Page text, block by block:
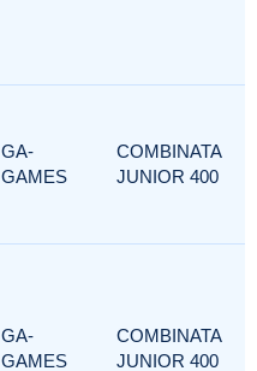
GA-
GAMES
COMBINATA
JUNIOR 400
GA-
GAMES
COMBINATA
JUNIOR 400